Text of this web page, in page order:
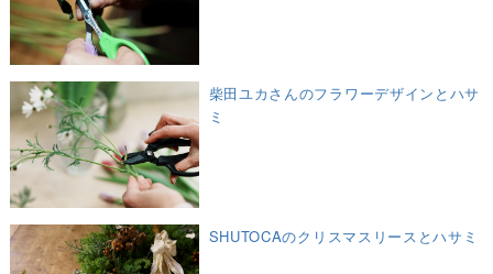
柴田ユカさんのフラワーデザインとハサ
ミ
SHUTOCAのクリスマスリースとハサミ